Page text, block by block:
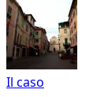
Il caso